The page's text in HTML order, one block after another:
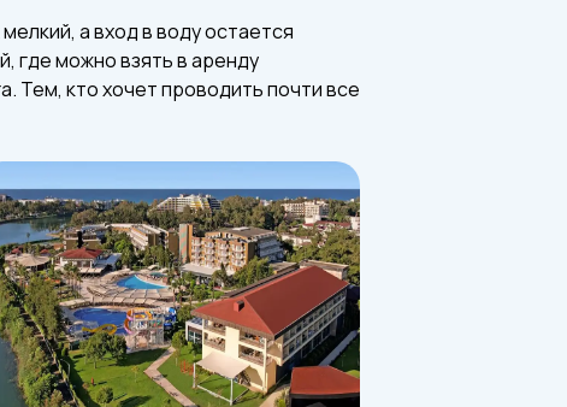
а вход в воду остается
где можно взять в аренду
Тем, кто хочет проводить почти все